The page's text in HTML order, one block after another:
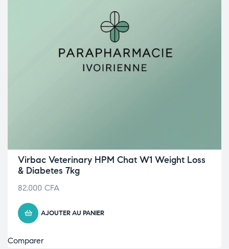
Virbac Veterinary HPM Chat W1 Weight Loss
& Diabetes 7kg
82.000 CFA
AJOUTER AU PANIER
Comparer